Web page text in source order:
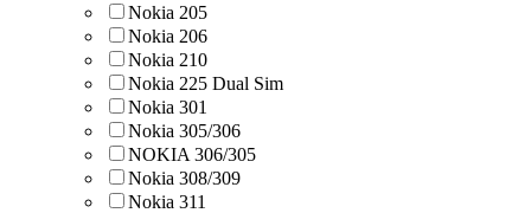
Nokia 205
Nokia 206
Nokia 210
Nokia 225 Dual Sim
Nokia 301
Nokia 305/306
NOKIA 306/305
Nokia 308/309
Nokia 311